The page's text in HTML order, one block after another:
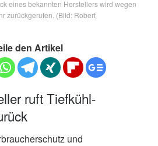
eines bekannten Herstellers wird wegen
zurückgerufen. (Bild: Robert
den Artikel
ruft Tiefkühl-
und